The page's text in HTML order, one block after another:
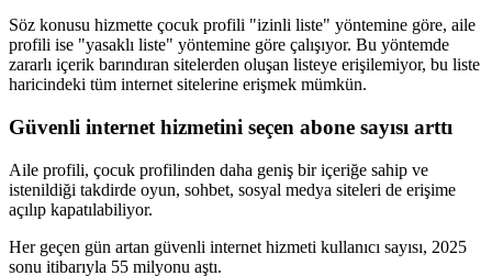
Söz konusu hizmette çocuk profili "izinli liste" yöntemine göre, aile
profili ise "yasaklı liste" yöntemine göre çalışıyor. Bu yöntemde
zararlı içerik barındıran sitelerden oluşan listeye erişilemiyor, bu liste
haricindeki tüm internet sitelerine erişmek mümkün.
Güvenli internet hizmetini seçen abone sayısı arttı
Aile profili, çocuk profilinden daha geniş bir içeriğe sahip ve
istenildiği takdirde oyun, sohbet, sosyal medya siteleri de erişime
açılıp kapatılabiliyor.
Her geçen gün artan güvenli internet hizmeti kullanıcı sayısı, 2025
sonu itibarıyla 55 milyonu aştı.